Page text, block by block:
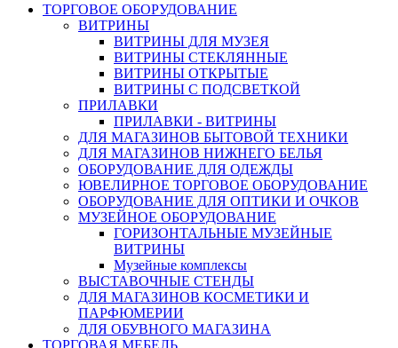
ТОРГОВОЕ ОБОРУДОВАНИЕ
ВИТРИНЫ
ВИТРИНЫ ДЛЯ МУЗЕЯ
ВИТРИНЫ СТЕКЛЯННЫЕ
ВИТРИНЫ ОТКРЫТЫЕ
ВИТРИНЫ С ПОДСВЕТКОЙ
ПРИЛАВКИ
ПРИЛАВКИ - ВИТРИНЫ
ДЛЯ МАГАЗИНОВ БЫТОВОЙ ТЕХНИКИ
ДЛЯ МАГАЗИНОВ НИЖНЕГО БЕЛЬЯ
ОБОРУДОВАНИЕ ДЛЯ ОДЕЖДЫ
ЮВЕЛИРНОЕ ТОРГОВОЕ ОБОРУДОВАНИЕ
ОБОРУДОВАНИЕ ДЛЯ ОПТИКИ И ОЧКОВ
МУЗЕЙНОЕ ОБОРУДОВАНИЕ
ГОРИЗОНТАЛЬНЫЕ МУЗЕЙНЫЕ
ВИТРИНЫ
Музейные комплексы
ВЫСТАВОЧНЫЕ СТЕНДЫ
ДЛЯ МАГАЗИНОВ КОСМЕТИКИ И
ПАРФЮМЕРИИ
ДЛЯ ОБУВНОГО МАГАЗИНА
ТОРГОВАЯ МЕБЕЛЬ